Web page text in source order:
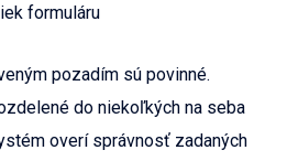
formuláru
pozadím sú povinné.
do niekoľkých na seba
overí správnosť zadaných